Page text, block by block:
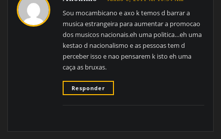
Sou mocambicano e axo k temos d barrar a
musica estrangeira para aumentar a promocao
dos musicos nacionais.eh uma politica…eh uma
kestao d nacionalismo e as pessoas tem d
perceber isso e nao pensarem k isto eh uma
caça as bruxas.
Responder